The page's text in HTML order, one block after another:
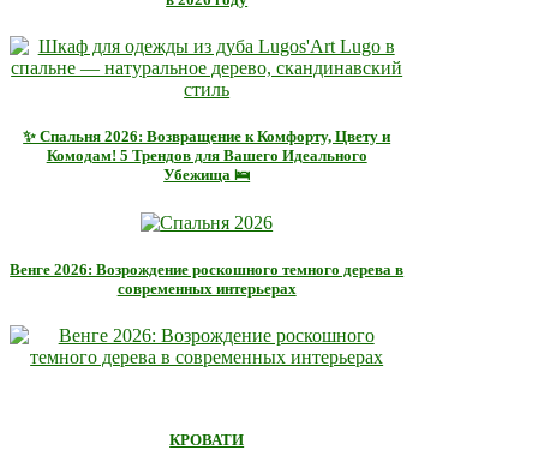
✨ Спальня 2026: Возвращение к Комфорту, Цвету и
Комодам! 5 Трендов для Вашего Идеального
Убежища 🛌
Венге 2026: Возрождение роскошного темного дерева в
современных интерьерах
КРОВАТИ